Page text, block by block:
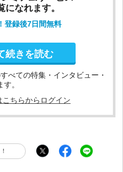
になれます。
登録後7日間無料
続きを読む
べての特集・インタビュー・
。
ちらからログイン